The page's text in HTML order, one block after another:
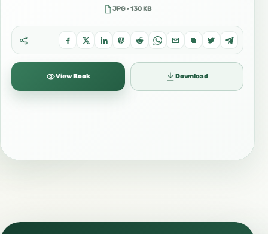
JPG · 130 KB
View Book Download